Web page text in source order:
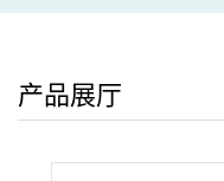
产品展厅